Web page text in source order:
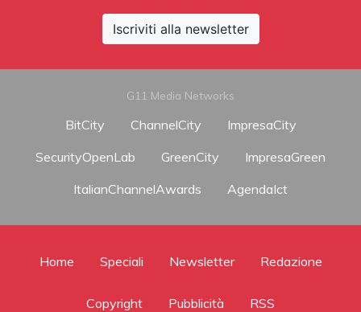
Iscriviti alla newsletter
G11 Media Networks
BitCity ChannelCity
ImpresaCity
SecurityOpenLab
GreenCity
ImpresaGreen
ItalianChannelAwards
AgendaIct
Home Speciali Newsletter Redazione
Copyright Pubblicità RSS